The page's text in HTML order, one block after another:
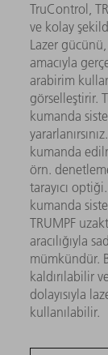
TruControl,
ve kolay
Lazer
amacıyla
arabirim
görselleştirir.
kumanda
kumanda
örn.
tarayıcı
kumanda
TRUMPF
aracılığıyla
mümkündür.
kaldırılabilir
dolayısıyla
kullanılabilir.